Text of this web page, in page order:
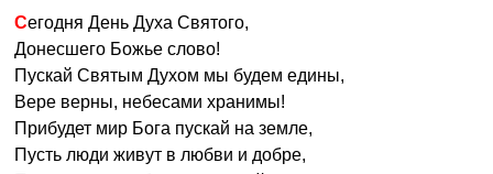
Сегодня День Духа Святого,
Донесшего Божье слово!
Пускай Святым Духом мы будем едины,
Вере верны, небесами хранимы!
Прибудет мир Бога пускай на земле,
Пусть люди живут в любви и добре,